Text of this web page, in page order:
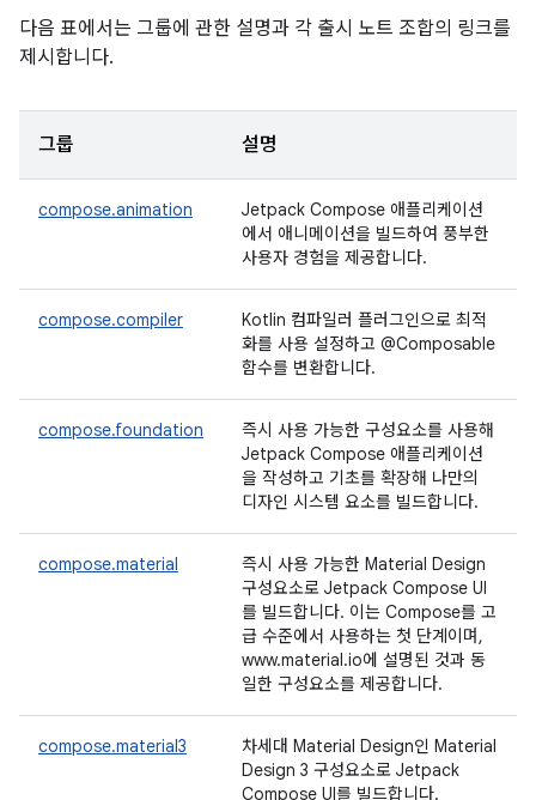
다음 표에서는 그룹에 관한 설명과 각 출시 노트 조합의 링크를
제시합니다.
그룹 설명
compose.animation
Jetpack Compose 애플리케이션
에서 애니메이션을 빌드하여 풍부한
사용자 경험을 제공합니다.
compose.compiler
Kotlin 컴파일러 플러그인으로 최적
화를 사용 설정하고 @Composable
함수를 변환합니다.
compose.foundation
즉시 사용 가능한 구성요소를 사용해
Jetpack Compose 애플리케이션
을 작성하고 기초를 확장해 나만의
디자인 시스템 요소를 빌드합니다.
compose.material
즉시 사용 가능한 Material Design
구성요소로 Jetpack Compose UI
를 빌드합니다. 이는 Compose를 고
급 수준에서 사용하는 첫 단계이며,
www.material.io에 설명된 것과 동
일한 구성요소를 제공합니다.
compose.material3
차세대 Material Design인 Material
Design 3 구성요소로 Jetpack
Compose UI를 빌드합니다.